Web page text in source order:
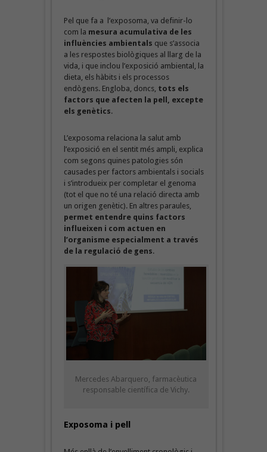
Pel que fa a l’exposoma, va definir-lo
com la mesura acumulativa de les
influències ambientals que s’associa
a les respostes biològiques al llarg de la
vida, i que inclou l’exposició ambiental, la
dieta, els hàbits i els processos
endògens. Engloba, doncs, tots els
factors que afecten la pell, excepte
els genètics.
L’exposoma relaciona la salut amb
l’exposició en el sentit més ampli, explica
com segons quines patologies són
causades per factors ambientals i socials
i s’introdueix per completar el genoma
(tot el que no té una relació directa amb
un origen genètic). En altres paraules,
permet entendre quins factors
influeixen i com actuen en
l’organisme especialment a través
de la regulació de gens.
Mercedes Abarquero, farmacèutica
responsable científica de Vichy.
Exposoma i pell